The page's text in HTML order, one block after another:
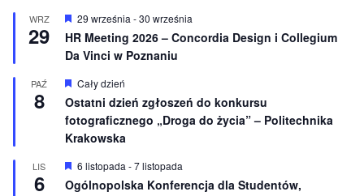
n
i
o
n
WRZ
29
W
y
r
ó
n
o
n
e
29 września -30 września
HR Meeting 2026 – Concordia Design i Collegium
Da Vinci w Poznaniu
PAŹ
8
W
r
ó
ż
n
i
o
n
Cały dzień
Ostatni dzień zgłoszeń do konkursu
fotograficznego „Droga do życia” – Politechnika
Krakowska
LIS
6
W
r
6 listopada -7 listopada
Ogólnopolska Konferencja dla Studentów,